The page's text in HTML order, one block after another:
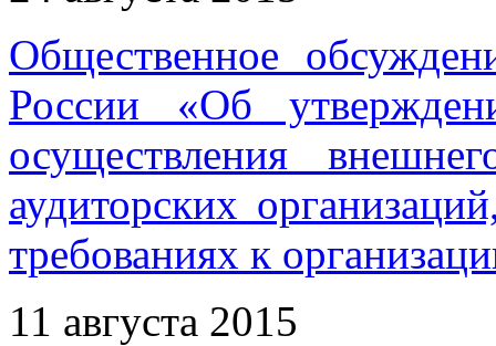
Общественное
России «Об
осуществления
аудиторских
требованиях к
11 августа 2015